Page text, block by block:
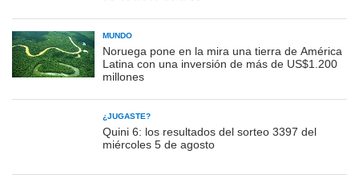
MUNDO
Noruega pone en la mira una tierra de América
Latina con una inversión de más de US$1.200
millones
¿JUGASTE?
Quini 6: los resultados del sorteo 3397 del
miércoles 5 de agosto